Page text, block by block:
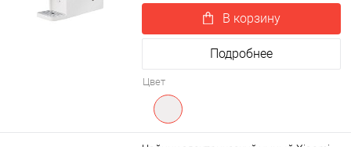
В корзину
Подробнее
Цвет